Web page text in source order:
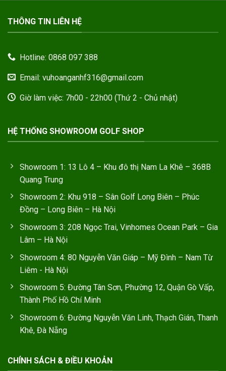
THÔNG TIN LIÊN HỆ
Hotline: 0868 097 388
Email: vuhoanganhf316@gmail.com
Giờ làm việc: 7h00 - 22h00 (Thứ 2 - Chủ nhật)
HỆ THỐNG SHOWROOM GOLF SHOP
Showroom 1: 13 Lô 4 – Khu đô thị Nam La Khê – 368B
Quang Trung
Showroom 2: Khu 918 – Sân Golf Long Biên – Phúc
Đồng – Long Biên – Hà Nội
Showroom 3: 208 Ngọc Trai, Vinhomes Ocean Park – Gia
Lâm – Hà Nội
Showroom 4: 80 Nguyễn Văn Giáp – Mỹ Đình – Nam Từ
Liêm - Hà Nội
Showroom 5: Đường Tân Sơn, Phường 12, Quận Gò Vấp,
Thành Phố Hồ Chí Minh
Showroom 6: Đường Nguyễn Văn Linh, Thạch Gián, Thanh
Khê, Đà Nẵng
CHÍNH SÁCH & ĐIỀU KHOẢN